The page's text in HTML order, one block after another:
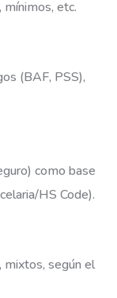
etc.
(BAF, PSS),
como base
HS Code).
mixtos, según el